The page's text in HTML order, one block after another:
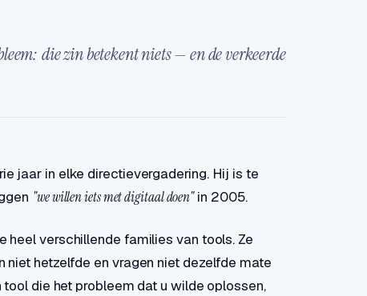
die zin betekent niets — en de verkeerde
jaar in elke directievergadering. Hij is te
"we willen iets met digitaal doen"in 2005.
verschillende families van tools. Ze
hetzelfde en vragen niet dezelfde mate
die het probleem dat u wilde oplossen,